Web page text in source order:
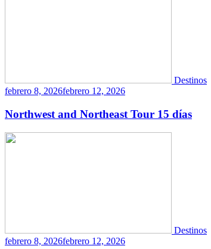
Destinos
febrero 8, 2026febrero 12, 2026
Northwest and Northeast Tour 15 días
Destinos
febrero 8, 2026febrero 12, 2026